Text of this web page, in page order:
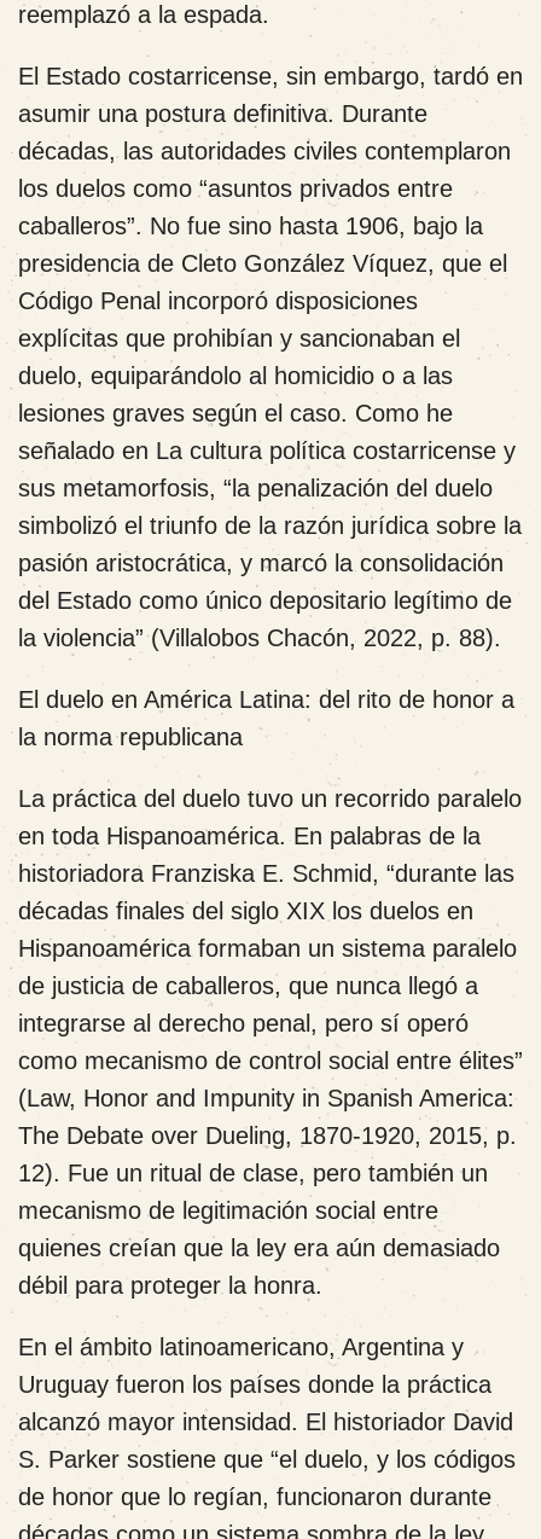
reemplazó a la espada.
El Estado costarricense, sin embargo, tardó en
asumir una postura definitiva. Durante
décadas, las autoridades civiles contemplaron
los duelos como “asuntos privados entre
caballeros”. No fue sino hasta 1906, bajo la
presidencia de Cleto González Víquez, que el
Código Penal incorporó disposiciones
explícitas que prohibían y sancionaban el
duelo, equiparándolo al homicidio o a las
lesiones graves según el caso. Como he
señalado en La cultura política costarricense y
sus metamorfosis, “la penalización del duelo
simbolizó el triunfo de la razón jurídica sobre la
pasión aristocrática, y marcó la consolidación
del Estado como único depositario legítimo de
la violencia” (Villalobos Chacón, 2022, p. 88).
El duelo en América Latina: del rito de honor a
la norma republicana
La práctica del duelo tuvo un recorrido paralelo
en toda Hispanoamérica. En palabras de la
historiadora Franziska E. Schmid, “durante las
décadas finales del siglo XIX los duelos en
Hispanoamérica formaban un sistema paralelo
de justicia de caballeros, que nunca llegó a
integrarse al derecho penal, pero sí operó
como mecanismo de control social entre élites”
(Law, Honor and Impunity in Spanish America:
The Debate over Dueling, 1870-1920, 2015, p.
12). Fue un ritual de clase, pero también un
mecanismo de legitimación social entre
quienes creían que la ley era aún demasiado
débil para proteger la honra.
En el ámbito latinoamericano, Argentina y
Uruguay fueron los países donde la práctica
alcanzó mayor intensidad. El historiador David
S. Parker sostiene que “el duelo, y los códigos
de honor que lo regían, funcionaron durante